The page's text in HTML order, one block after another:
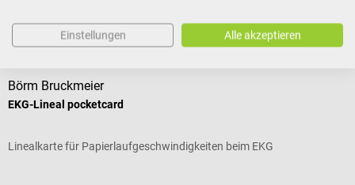
Kunden kauften auch
Börm Bruckmeier
EKG-Lineal pocketcard
Linealkarte für Papierlaufgeschwindigkeiten beim EKG
Einstellungen Alle akzeptieren